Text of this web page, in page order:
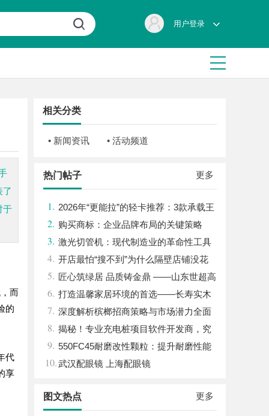
用户登录
了
于
而
的
代
享
相关分类
• 新闻资讯 • 活动频道
更多
热门帖子
1. 2026年“更能拉”的轻卡推荐：3款承载王
者全维度解析
2. 购买商标：企业品牌布局的关键策略
3. 激光切管机：现代制造业的革命性工具
4. 开店最怕“搜不到”为什么隔壁店铺没花
钱，ai却天天给他免费派单？
5. 匠心筑绿居 品质铸金鼎 ——山东世超高
分子材料有限公司董事长陈世超
6. 打造温馨家居环境的首选——长寿实木
门详解
7. 深度解析槟榔招商策略与市场潜力全面
指南
8. 揭秘！专业充电桩项目软件开发商，究
竟藏着哪些行业秘诀？
9. 550FC45耐磨改性颗粒：提升耐磨性能
10.武汉配眼镜 上海配眼镜
更多
图文热点